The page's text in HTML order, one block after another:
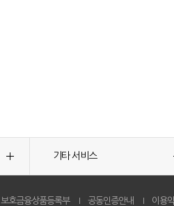
기타 서비스
보호금융상품등록부 공동인증안내 이용